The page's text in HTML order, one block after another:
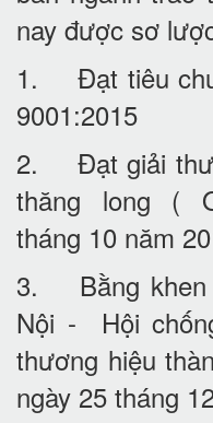
nay được sơ
1. Đạt tiêu
9001:2015
2. Đạt giải
thăng long (
tháng 10 năm
3. Bằng khen
Nội - Hội
thương hiệu
ngày 25 tháng